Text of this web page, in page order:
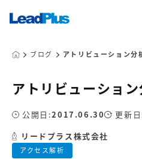
広告プロモーション
Web制作
マーケティングコンサルティング
マーケティング基盤の製品
ブログ アトリビューション分
アトリビューショ
アクセス解析
公開日:2017.06.30 更新
リードプラス株式会社